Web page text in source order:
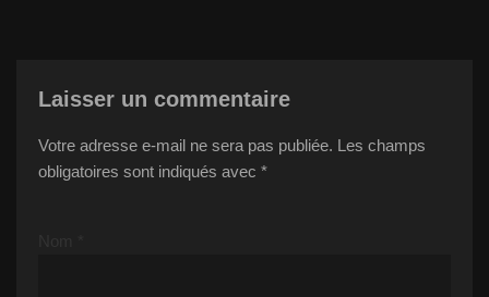
Laisser un commentaire
Votre adresse e-mail ne sera pas publiée. Les champs
obligatoires sont indiqués avec *